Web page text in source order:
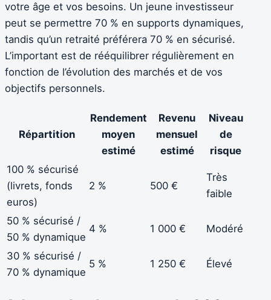
votre âge et vos besoins. Un jeune investisseur
peut se permettre 70 % en supports dynamiques,
tandis qu’un retraité préférera 70 % en sécurisé.
L’important est de rééquilibrer régulièrement en
fonction de l’évolution des marchés et de vos
objectifs personnels.
Répartition
Rendement
moyen
estimé
Revenu
mensuel
estimé
Niveau
de
risque
100 % sécurisé
(livrets, fonds
euros)
2 % 500 €
Très
faible
50 % sécurisé /
50 % dynamique
4 % 1 000 € Modéré
30 % sécurisé /
70 % dynamique
5 % 1 250 € Élevé